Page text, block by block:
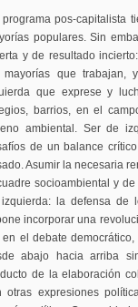
programa pos-capitalista
populares. Sin
y de resultado
mayorías que trabajan,
que exprese y
barrios, en el
ambiental. Ser de
de un balance
Asumir la necesaria
socioambiental y
la defensa de
incorporar una
en el debate
abajo hacia arriba
de la elaboración
otras expresiones